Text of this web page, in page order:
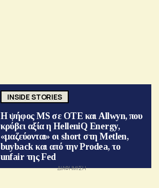
INSIDE STORIES
Η ψήφος MS σε ΟΤΕ και Allwyn, που
κρύβει αξία η HelleniQ Energy,
«μαζεύονται» οι short στη Metlen,
buyback και από την Prodea, το
unfair της Fed